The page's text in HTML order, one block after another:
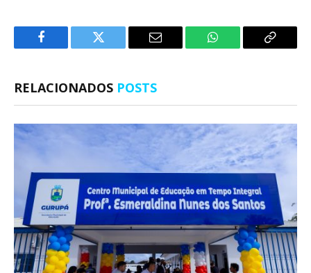
Facebook Twitter
E-
WhatsApp Copiar
RELACIONADOS POSTS